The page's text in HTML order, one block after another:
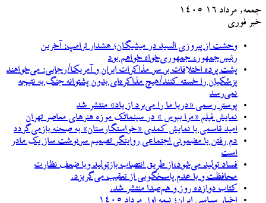
جمعه, مرداد ۱۶ ۱۴۰۵
خبر فوری
وحشت از پیروزی السید در میشیگان؛ هشدار ترامپ: آخرین
رئیس‌جمهور، جمهوری‌خواه خواهم بود
پشت پرده اختلافات بر سر مذاکرات ایران و آمریکا/رجایی: می‌خواهند
پزشکیان را خسته کنند/هیچ مذاکره‌ای بدون پشتوانه جنگ به نتیجه
نمی‌رسد
پوستر رسمی «دریا ما را می‌برد از یاد» منتشر شد
نمایش فیلم «مرا ببوس » در سینماتک موزه هنرهای معاصر تهران
امید قاسمی با نمایش کمدی «خواستگارستان» به صحنه بازمی‌گردد
دم رفتن با مضمونی اجتماعی روایتگر تصمیم سرنوشت ساز یک مادر
است
فساد تولید می‌شود،از طریق انتصاب بازتولید وبا ضعف نظارت
محافظت و با عدم پاسخگویی از تعقیب می‌گریزد.
کتاب دوازده روز و هم‌صدا منتشر شد.
اخبار سیاسی ایران؛ نیمه اول مرداد ۱۴۰۵